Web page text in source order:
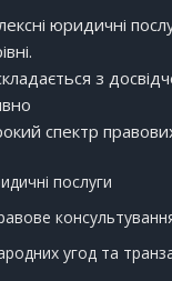
юридичні
з
спектр
послуги
угод та